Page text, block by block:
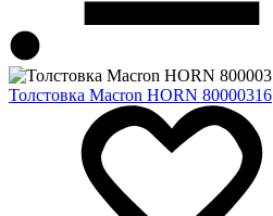
Толстовка Macron HORN 80000316